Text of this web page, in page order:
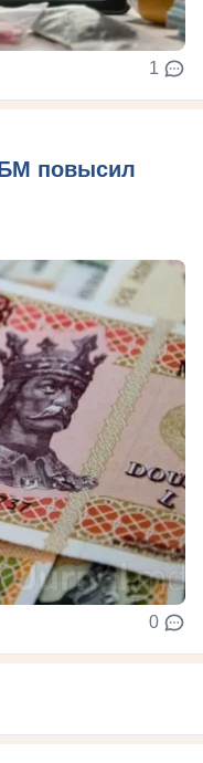
1
повысил
0